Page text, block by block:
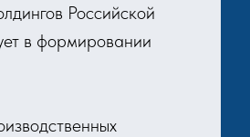
Российской
в формировании